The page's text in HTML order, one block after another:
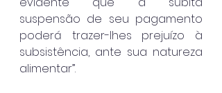
suspensão de seu pagamento
poderá trazer-lhes prejuízo à
subsistência, ante sua natureza
alimentar”.